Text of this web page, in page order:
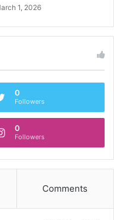
1, 2026
0
Followers
0
Followers
Comments